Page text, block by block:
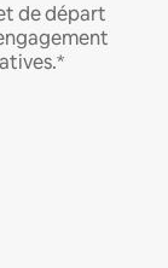
de départ